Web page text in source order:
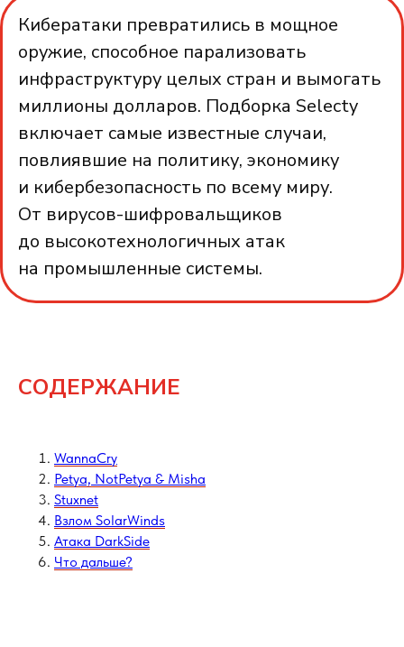
Кибератаки превратились в мощное
оружие, способное парализовать
инфраструктуру целых стран и вымогать
миллионы долларов. Подборка Selecty
включает самые известные случаи,
повлиявшие на политику, экономику
и кибербезопасность по всему миру.
От вирусов-шифровальщиков
до высокотехнологичных атак
на промышленные системы.
СОДЕРЖАНИЕ
WannaCry
Petya, NotPetya & Misha
Stuxnet
Взлом SolarWinds
Атака DarkSide
Что дальше?